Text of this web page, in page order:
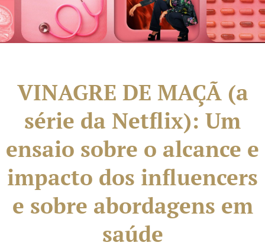
VINAGRE DE MAÇÃ (a
série da Netflix): Um
ensaio sobre o alcance e
impacto dos influencers
e sobre abordagens em
saúde